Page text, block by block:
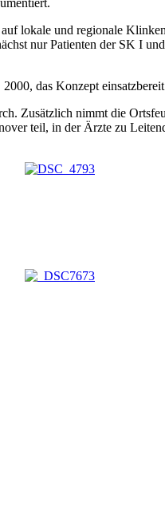
lokale und regionale
nur Patienten der SK I
das Konzept
Zusätzlich nimmt die
teil, in der Ärzte zu